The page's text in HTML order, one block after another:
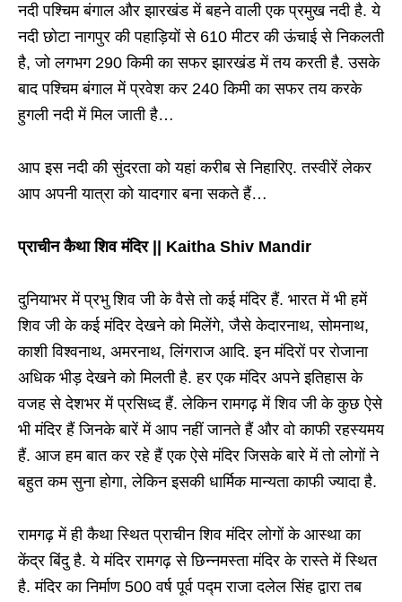
नदी पश्चिम बंगाल और झारखंड में बहने वाली एक प्रमुख नदी है. ये
नदी छोटा नागपुर की पहाड़ियों से 610 मीटर की ऊंचाई से निकलती
है, जो लगभग 290 किमी का सफर झारखंड में तय करती है. उसके
बाद पश्चिम बंगाल में प्रवेश कर 240 किमी का सफर तय करके
हुगली नदी में मिल जाती है…
आप इस नदी की सुंदरता को यहां करीब से निहारिए. तस्वीरें लेकर
आप अपनी यात्रा को यादगार बना सकते हैं…
प्राचीन कैथा शिव मंदिर || Kaitha Shiv Mandir
दुनियाभर में प्रभु शिव जी के वैसे तो कई मंदिर हैं. भारत में भी हमें
शिव जी के कई मंदिर देखने को मिलेंगे, जैसे केदारनाथ, सोमनाथ,
काशी विश्‍वनाथ, अमरनाथ, लिंगराज आदि. इन मंदिरों पर रोजाना
अधिक भीड़ देखने को मिलती है. हर एक मंदिर अपने इतिहास के
वजह से देशभर में प्रसिध्द हैं. लेकिन रामगढ़ में शिव जी के कुछ ऐसे
भी मंदिर हैं जिनके बारें में आप नहीं जानते हैं और वो काफी रहस्यमय
हैं. आज हम बात कर रहे हैं एक ऐसे मंदिर जिसके बारे में तो लोगों ने
बहुत कम सुना होगा, लेकिन इसकी धार्मिक मान्यता काफी ज्यादा है.
रामगढ़ में ही कैथा स्थित प्राचीन शिव मंदिर लोगों के आस्था का
केंद्र बिंदु है. ये मंदिर रामगढ़ से छिन्नमस्ता मंदिर के रास्ते में स्थित
है. मंदिर का निर्माण 500 वर्ष पूर्व पद्म राजा दलेल सिंह द्वारा तब